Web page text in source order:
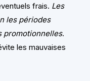
frais. Les
les périodes
promotionnelles.
les mauvaises